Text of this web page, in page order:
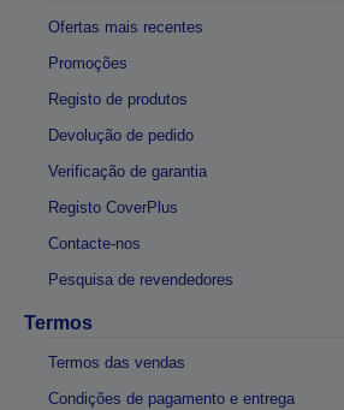
Ofertas mais recentes
Promoções
Registo de produtos
Devolução de pedido
Verificação de garantia
Registo CoverPlus
Contacte-nos
Pesquisa de revendedores
Termos
Termos das vendas
Condições de pagamento e entrega